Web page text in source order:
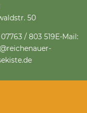
50
/ 803 519E-Mail: